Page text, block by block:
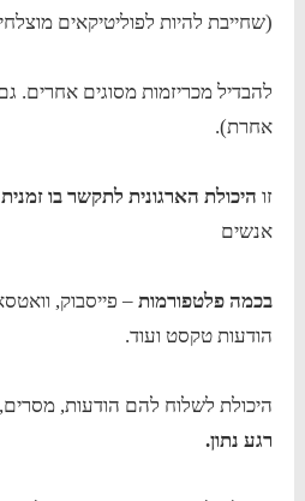
(שחייבת להיות לפוליטיקאים
להבדיל מכריזמות מסוגים אחרים.
אחרת).
זו היכולת הארגונית לתקשר בו זמנית
אנשים
בכמה פלטפורמות
הודעות טקסט ועוד.
היכולת לשלוח להם הודעות, מסרים,
רגע נתון.